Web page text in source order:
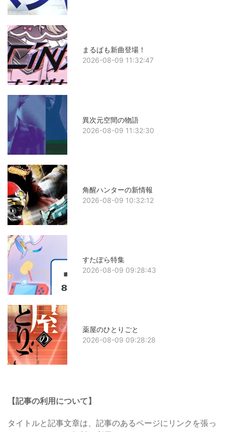
まるぱも新曲登場！
2026-08-09 11:32:47
異次元空間の物語
2026-08-09 11:32:30
角醒ハンターの新情報
2026-08-09 10:32:12
すたぽら特集
2026-08-09 09:28:43
薬屋のひとりごと
2026-08-09 09:28:28
【記事の利用について】
タイトルと記事文章は、記事のあるページにリンクを張っ